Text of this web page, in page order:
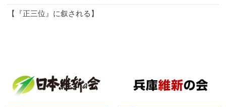
【『正三位』に叙される】